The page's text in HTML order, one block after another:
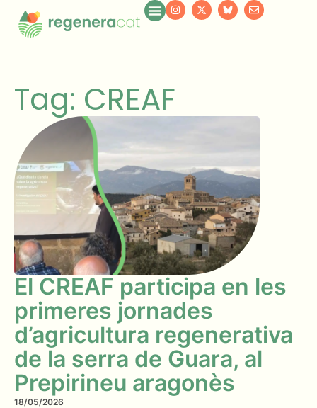
Tag: CREAF
El CREAF participa en les
primeres jornades
d’agricultura regenerativa
de la serra de Guara, al
Prepirineu aragonès
18/05/2026